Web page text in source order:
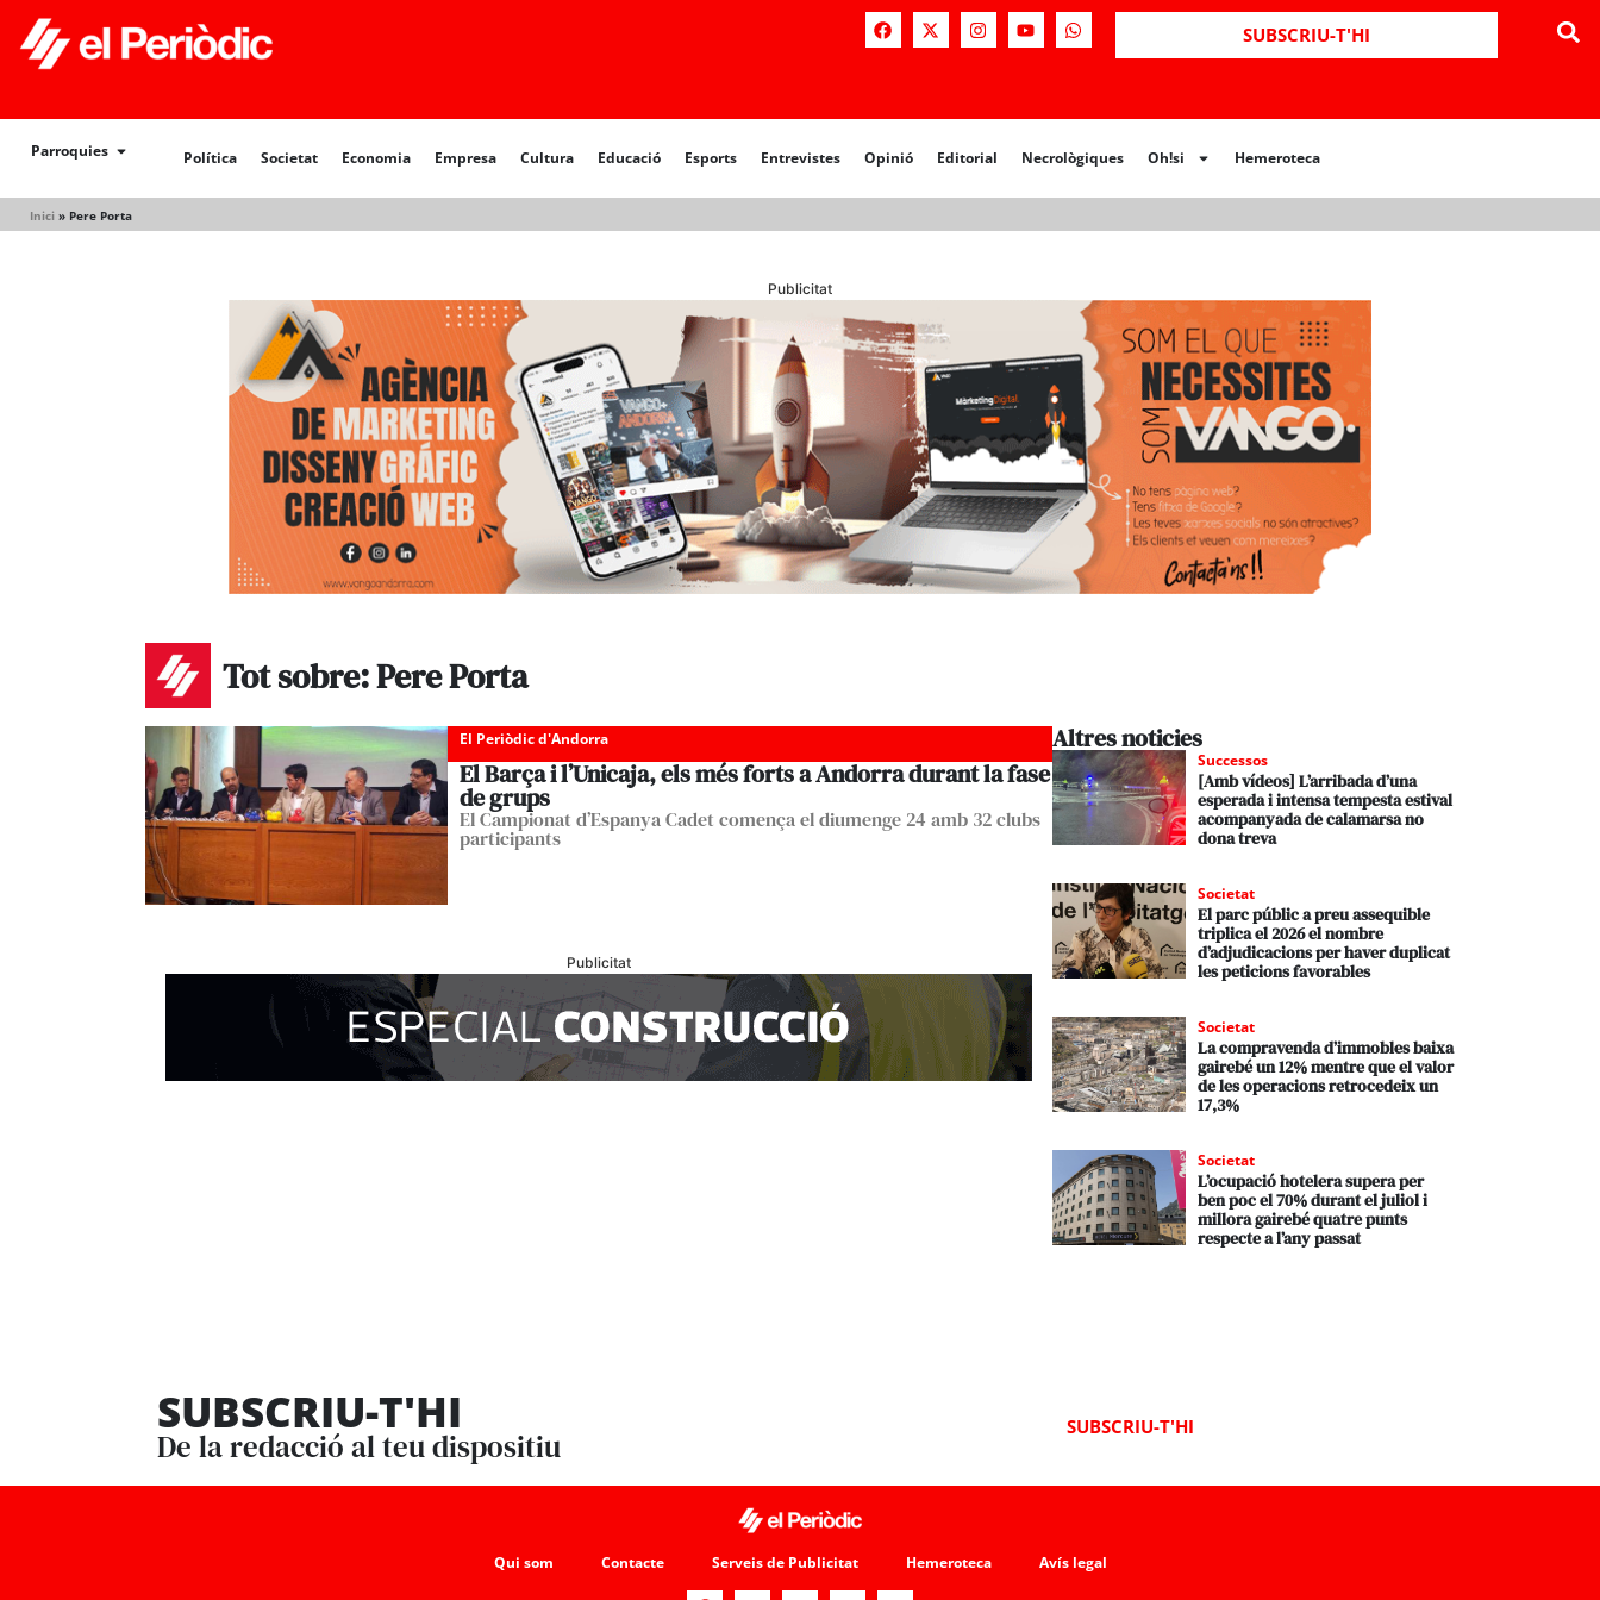
SUBSCRIU-T'HI
Parroquies Política Societat Economia Empresa Cultura Educació Esports Entrevistes Opinió Editorial Necrològiques Oh!si Hemeroteca
Inici » Pere Porta
Política Societat Opinió Editorial Necrològiques Hemeroteca
Publicitat
Tot sobre: Pere Porta
El Periòdic d'Andorra
El Barça i l’Unicaja, els més forts a Andorra durant la fase
de grups
El Campionat d’Espanya Cadet comença el diumenge 24 amb 32 clubs
participants
Publicitat
Altres noticies
Successos
[Amb vídeos] L’arribada d’una
esperada i intensa tempesta estival
acompanyada de calamarsa no
dona treva
Societat
El parc públic a preu assequible
triplica el 2026 el nombre
d’adjudicacions per haver duplicat
les peticions favorables
Societat
La compravenda d’immobles baixa
gairebé un 12% mentre que el valor
de les operacions retrocedeix un
17,3%
Societat
L’ocupació hotelera supera per
ben poc el 70% durant el juliol i
millora gairebé quatre punts
respecte a l’any passat
SUBSCRIU-T'HI
De la redacció al teu dispositiu
SUBSCRIU-T'HI
Qui som Contacte Serveis de Publicitat Hemeroteca Avís legal